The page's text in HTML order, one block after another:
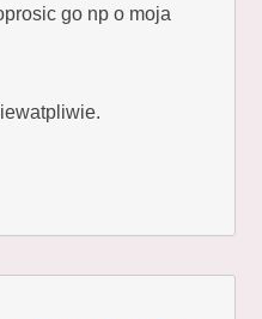
go np o moja